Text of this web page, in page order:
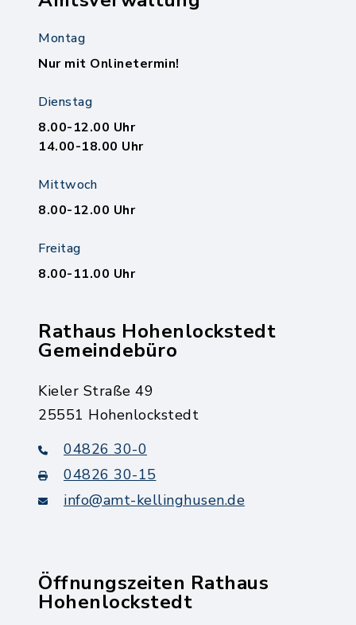
Montag
Nur mit Onlinetermin!
Dienstag
8.00-12.00 Uhr
14.00-18.00 Uhr
Mittwoch
8.00-12.00 Uhr
Freitag
8.00-11.00 Uhr
Rathaus Hohenlockstedt
Gemeindebüro
Kieler Straße 49
25551 Hohenlockstedt
04826 30-0
04826 30-15
info@amt-kellinghusen.de
Öffnungszeiten Rathaus
Hohenlockstedt